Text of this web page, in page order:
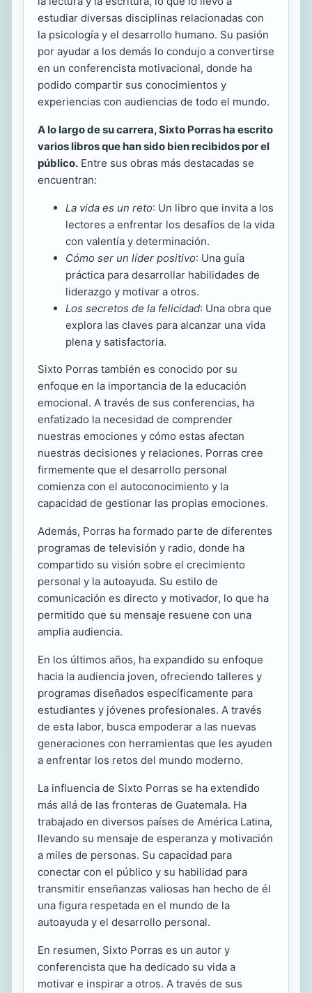
estudiar diversas disciplinas relacionadas con
la psicología y el desarrollo humano. Su pasión
por ayudar a los demás lo condujo a convertirse
en un conferencista motivacional, donde ha
podido compartir sus conocimientos y
experiencias con audiencias de todo el mundo.
A lo largo de su carrera, Sixto Porras ha escrito
varios libros que han sido bien recibidos por el
público. Entre sus obras más destacadas se
encuentran:
La vida es un reto: Un libro que invita a los
lectores a enfrentar los desafíos de la vida
con valentía y determinación.
Cómo ser un líder positivo: Una guía
práctica para desarrollar habilidades de
liderazgo y motivar a otros.
Los secretos de la felicidad: Una obra que
explora las claves para alcanzar una vida
plena y satisfactoria.
Sixto Porras también es conocido por su
enfoque en la importancia de la educación
emocional. A través de sus conferencias, ha
enfatizado la necesidad de comprender
nuestras emociones y cómo estas afectan
nuestras decisiones y relaciones. Porras cree
firmemente que el desarrollo personal
comienza con el autoconocimiento y la
capacidad de gestionar las propias emociones.
Además, Porras ha formado parte de diferentes
programas de televisión y radio, donde ha
compartido su visión sobre el crecimiento
personal y la autoayuda. Su estilo de
comunicación es directo y motivador, lo que ha
permitido que su mensaje resuene con una
amplia audiencia.
En los últimos años, ha expandido su enfoque
hacia la audiencia joven, ofreciendo talleres y
programas diseñados específicamente para
estudiantes y jóvenes profesionales. A través
de esta labor, busca empoderar a las nuevas
generaciones con herramientas que les ayuden
a enfrentar los retos del mundo moderno.
La influencia de Sixto Porras se ha extendido
más allá de las fronteras de Guatemala. Ha
trabajado en diversos países de América Latina,
llevando su mensaje de esperanza y motivación
a miles de personas. Su capacidad para
conectar con el público y su habilidad para
transmitir enseñanzas valiosas han hecho de él
una figura respetada en el mundo de la
autoayuda y el desarrollo personal.
En resumen, Sixto Porras es un autor y
conferencista que ha dedicado su vida a
motivar e inspirar a otros. A través de sus